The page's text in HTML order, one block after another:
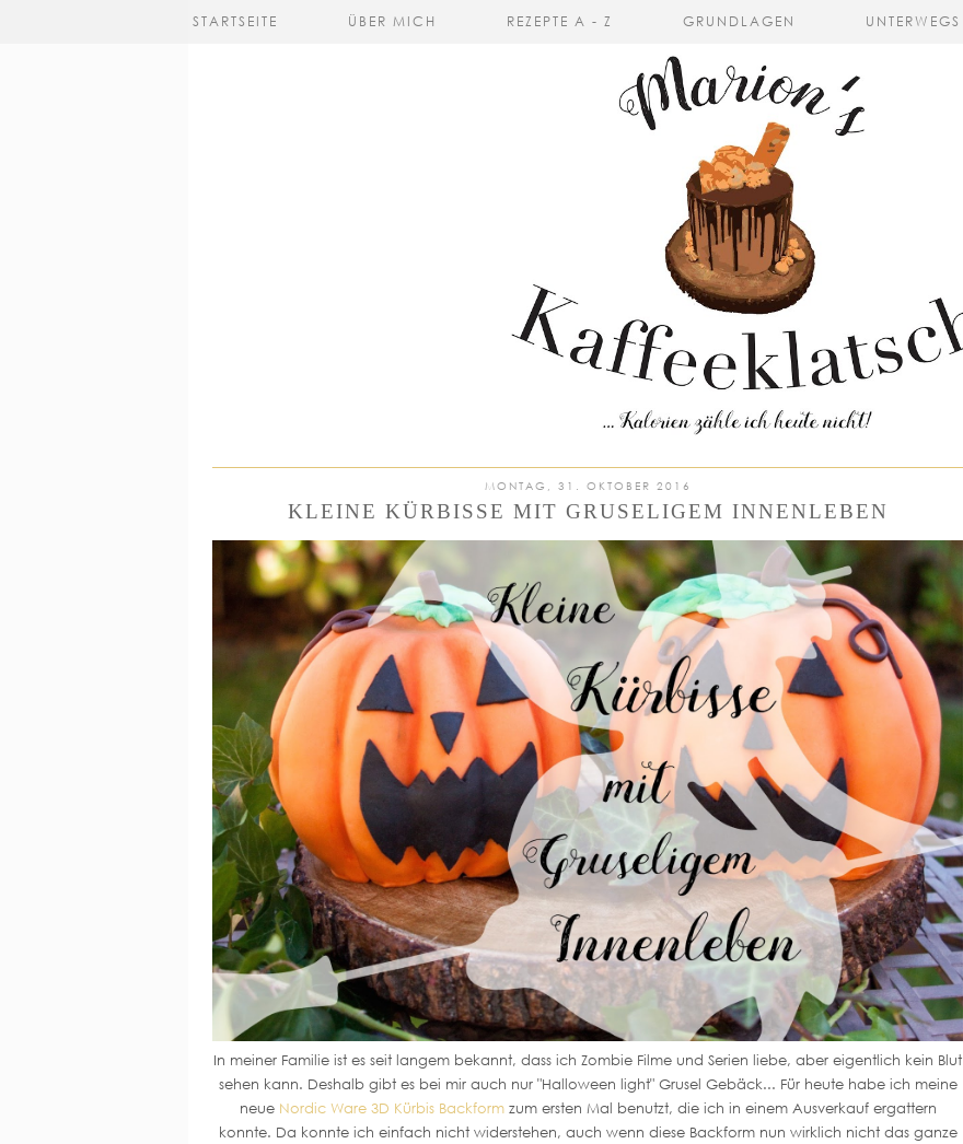
STARTSEITE ÜBER MICH REZEPTE A - Z GRUNDLAGEN UNTERWEGS
MONTAG, 31. OKTOBER 2016
KLEINE KÜRBISSE MIT GRUSELIGEM INNENLEBEN
In meiner Familie ist es seit langem bekannt, dass ich Zombie Filme und Serien liebe, aber eigentlich kein Blut
sehen kann. Deshalb gibt es bei mir auch nur "Halloween light" Grusel Gebäck... Für heute habe ich meine
neue Nordic Ware 3D Kürbis Backformzum ersten Mal benutzt, die ich in einem Ausverkauf ergattern
konnte. Da konnte ich einfach nicht widerstehen, auch wenn diese Backform nun wirklich nicht das ganze